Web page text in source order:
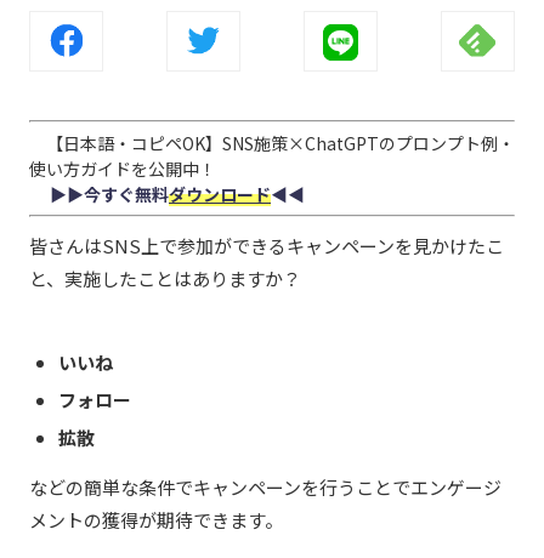
【日本語・コピペOK】SNS施策×ChatGPTのプロンプト例・
使い方ガイドを公開中！
▶︎▶︎今すぐ無料ダウンロード◀︎◀︎
皆さんはSNS上で参加ができるキャンペーンを見かけたこ
と、実施したことはありますか？
いいね
フォロー
拡散
などの簡単な条件でキャンペーンを行うことでエンゲージ
メントの獲得が期待できます。